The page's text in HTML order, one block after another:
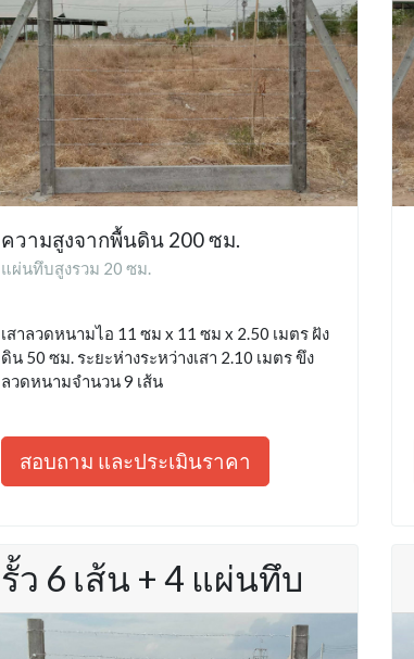
ความสูงจากพื้นดิน 200 ซม.
แผ่นทึบสูงรวม 20 ซม.
เสาลวดหนามไอ 11 ซม x 11 ซม x 2.50 เมตร ฝัง
ดิน 50 ซม. ระยะห่างระหว่างเสา 2.10 เมตร ขึง
ลวดหนามจำนวน 9 เส้น
สอบถาม และประเมินราคา
รั้ว 6 เส้น + 4 แผ่นทึบ